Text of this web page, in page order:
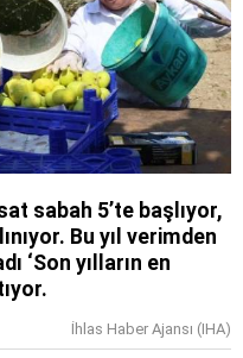
sabah 5’te başlıyor,
Bu yıl verimden
‘Son yılların en
İhlas Haber Ajansı (IHA)